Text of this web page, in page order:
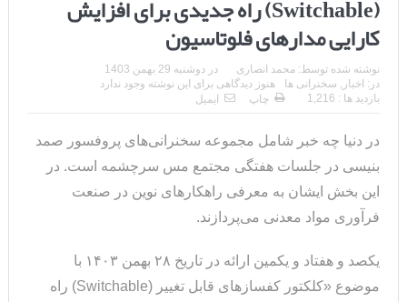
(Switchable) راه جدیدی برای افزایش
کارایی مدارهای فلوتاسیون
نوشته شده توسط: محمد انصاری در دوشنبه 29 بهمن 1403
در: اخبار سخنرانی ها
هنوز دیدگاهی برای این نوشته وجود ندارد
بازدید ها : 1,216
چاپ ایمیل
در دنیا چه خبر شامل مجموعه سخنرانی‌های پروفسور صمد
بنیسی در جلسات هفتگی مجتمع مس سرچشمه است. در
این بخش ایشان به معرفی راهکارهای نوین در صنعت
فرآوری مواد معدنی می‌پردازند.
یکصد و هفتاد و یکمین ارائه در تاریخ ۲۸ بهمن ۱۴۰۳ با
موضوع «کلکتور کفسازهای قابل تغییر (Switchable) راه